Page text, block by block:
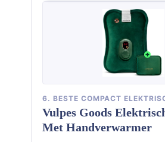
6. BESTE COMPACT
Vulpes Goods
Met Handverwarmer